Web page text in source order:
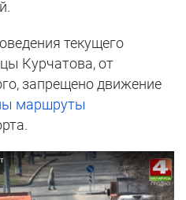
текущего
Курчатова, от
запрещено движение
маршруты